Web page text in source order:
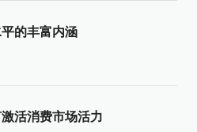
的丰富内涵
活消费市场活力